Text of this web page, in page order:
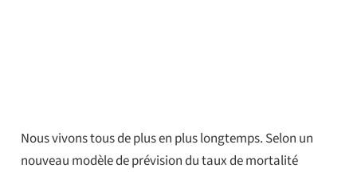
Nous vivons tous de plus en plus longtemps. Selon un
nouveau modèle de prévision du taux de mortalité